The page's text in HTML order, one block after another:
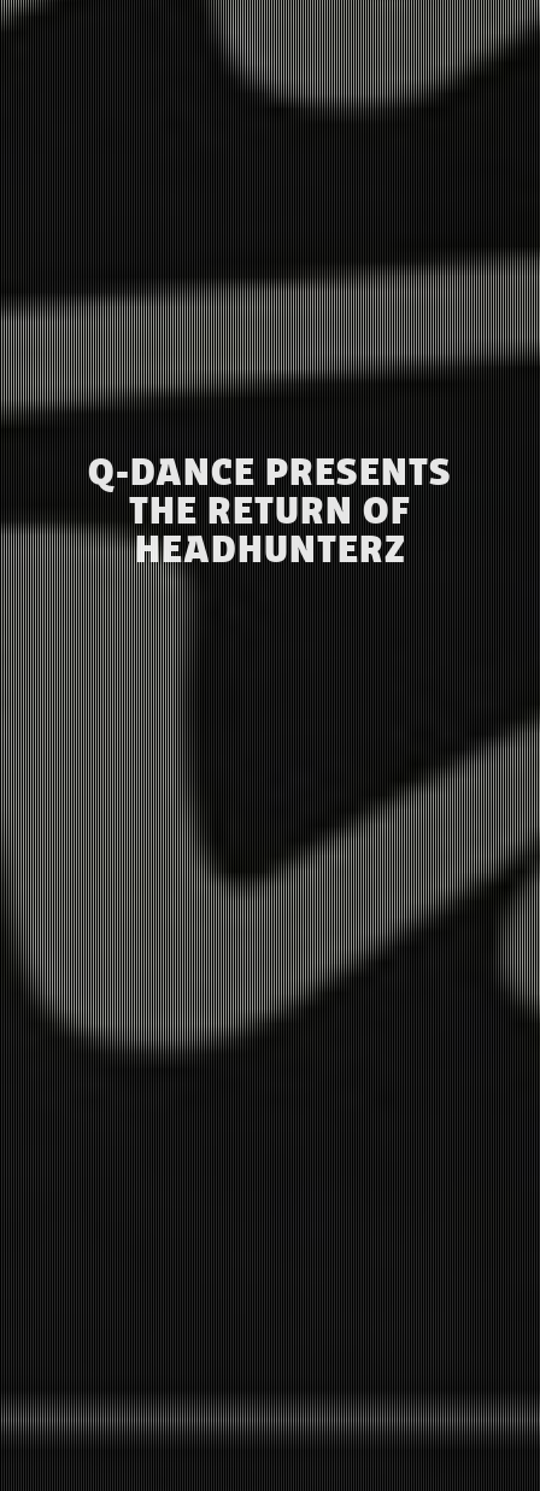
Q-DANCE PRESENTS
THE RETURN OF
HEADHUNTERZ